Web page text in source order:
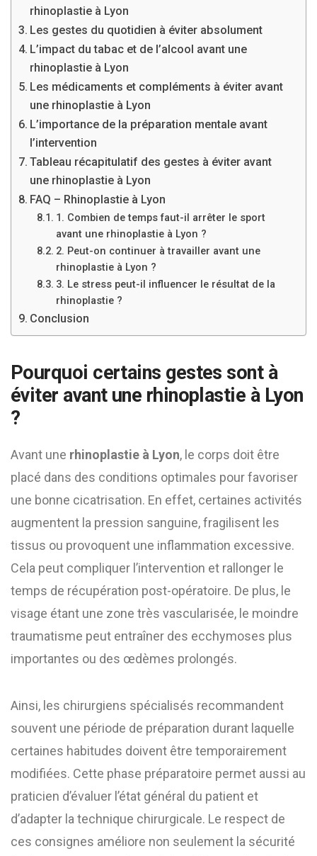
rhinoplastie à Lyon
Les gestes du quotidien à éviter absolument
L’impact du tabac et de l’alcool avant une
rhinoplastie à Lyon
Les médicaments et compléments à éviter avant
une rhinoplastie à Lyon
L’importance de la préparation mentale avant
l’intervention
Tableau récapitulatif des gestes à éviter avant
une rhinoplastie à Lyon
FAQ – Rhinoplastie à Lyon
1. Combien de temps faut-il arrêter le sport
avant une rhinoplastie à Lyon ?
2. Peut-on continuer à travailler avant une
rhinoplastie à Lyon ?
3. Le stress peut-il influencer le résultat de la
rhinoplastie ?
Conclusion
Pourquoi certains gestes sont à
éviter avant une rhinoplastie à Lyon
?
Avant une rhinoplastie à Lyon, le corps doit être
placé dans des conditions optimales pour favoriser
une bonne cicatrisation. En effet, certaines activités
augmentent la pression sanguine, fragilisent les
tissus ou provoquent une inflammation excessive.
Cela peut compliquer l’intervention et rallonger le
temps de récupération post-opératoire. De plus, le
visage étant une zone très vascularisée, le moindre
traumatisme peut entraîner des ecchymoses plus
importantes ou des œdèmes prolongés.
Ainsi, les chirurgiens spécialisés recommandent
souvent une période de préparation durant laquelle
certaines habitudes doivent être temporairement
modifiées. Cette phase préparatoire permet aussi au
praticien d’évaluer l’état général du patient et
d’adapter la technique chirurgicale. Le respect de
ces consignes améliore non seulement la sécurité